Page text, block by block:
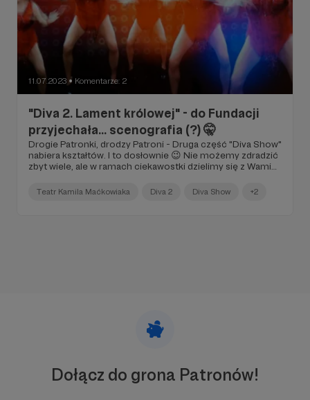
11.07.2023 ● Komentarze: 2
"Diva 2. Lament królowej" - do Fundacji
przyjechała... scenografia (?) 🤫
Drogie Patronki, drodzy Patroni - Druga część "Diva Show"
nabiera kształtów. I to dosłownie 😉 Nie możemy zdradzić
zbyt wiele, ale w ramach ciekawostki dzielimy się z Wami
Teatr Kamila Maćkowiaka Diva 2 Diva Show +2
Dołącz do grona Patronów!